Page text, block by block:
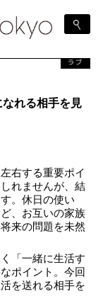
ラブ
れる相手を見
右する重要ポイ
れませんが、結
。休日の使い
、お互いの家族
来の問題を未然
「一緒に生活す
ポイント。今回
を送れる相手を